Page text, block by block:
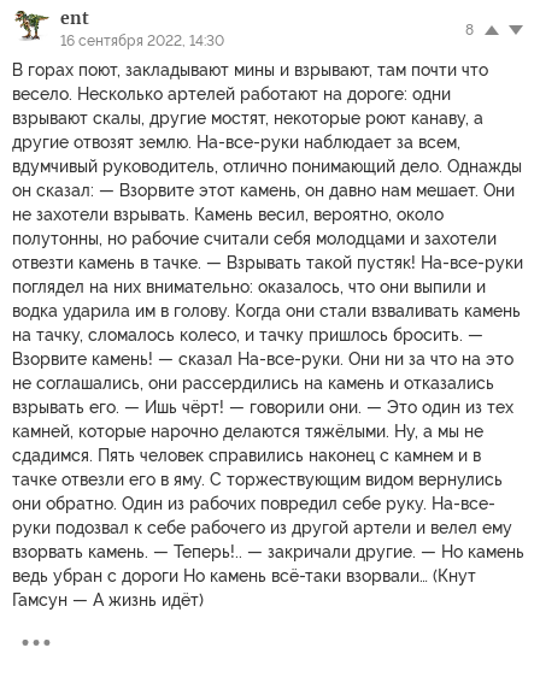
ent
16 сентября 2022, 14:30
8
В горах поют, закладывают мины и взрывают, там почти что
весело. Несколько артелей работают на дороге: одни
взрывают скалы, другие мостят, некоторые роют канаву, а
другие отвозят землю. На-все-руки наблюдает за всем,
вдумчивый руководитель, отлично понимающий дело. Однажды
он сказал: — Взорвите этот камень, он давно нам мешает. Они
не захотели взрывать. Камень весил, вероятно, около
полутонны, но рабочие считали себя молодцами и захотели
отвезти камень в тачке. — Взрывать такой пустяк! На-все-руки
поглядел на них внимательно: оказалось, что они выпили и
водка ударила им в голову. Когда они стали взваливать камень
на тачку, сломалось колесо, и тачку пришлось бросить. —
Взорвите камень! — сказал На-все-руки. Они ни за что на это
не соглашались, они рассердились на камень и отказались
взрывать его. — Ишь чёрт! — говорили они. — Это один из тех
камней, которые нарочно делаются тяжёлыми. Ну, а мы не
сдадимся. Пять человек справились наконец с камнем и в
тачке отвезли его в яму. С торжествующим видом вернулись
они обратно. Один из рабочих повредил себе руку. На-все-
руки подозвал к себе рабочего из другой артели и велел ему
взорвать камень. — Теперь!.. — закричали другие. — Но камень
ведь убран с дороги Но камень всё-таки взорвали… (Кнут
Гамсун — А жизнь идёт)